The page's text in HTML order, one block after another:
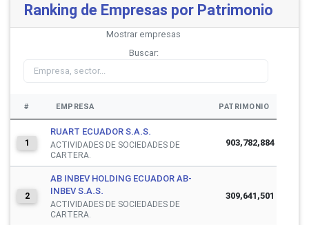
Ranking de Empresas por Patrimonio
Mostrar empresas
Buscar:
# EMPRESA PATRIMONIO
1
RUART ECUADOR S.A.S.
ACTIVIDADES DE SOCIEDADES DE
CARTERA.
903,782,884
2
AB INBEV HOLDING ECUADOR AB-
INBEV S.A.S.
ACTIVIDADES DE SOCIEDADES DE
CARTERA.
309,641,501